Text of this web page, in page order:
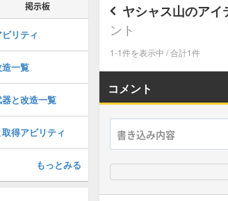
ヤシャス山のア
ント
1-1件を表示中 / 合計1件
コメント
掲示板
リティ
一覧
と改造一覧
得アビリティ
もっとみる